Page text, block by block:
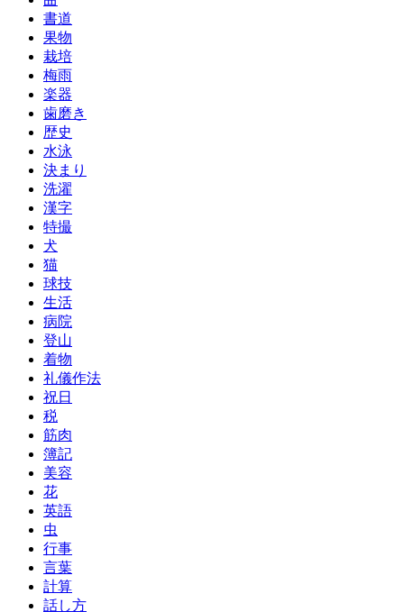
書道
果物
栽培
梅雨
楽器
歯磨き
歴史
水泳
決まり
洗濯
漢字
特撮
犬
猫
球技
生活
病院
登山
着物
礼儀作法
祝日
税
筋肉
簿記
美容
花
英語
虫
行事
言葉
計算
話し方